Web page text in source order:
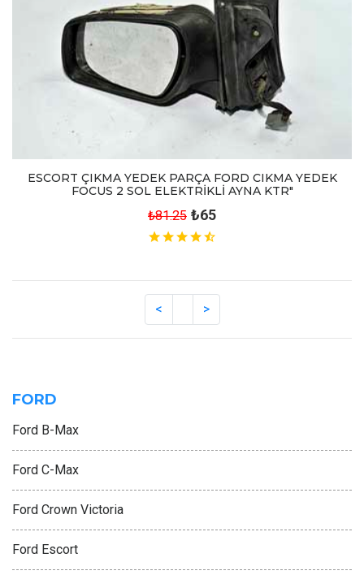
ESCORT ÇIKMA YEDEK PARÇA FORD CIKMA YEDEK
FOCUS 2 SOL ELEKTRİKLİ AYNA KTR"
₺81.25 ₺65
FORD
Ford B-Max
Ford C-Max
Ford Crown Victoria
Ford Escort